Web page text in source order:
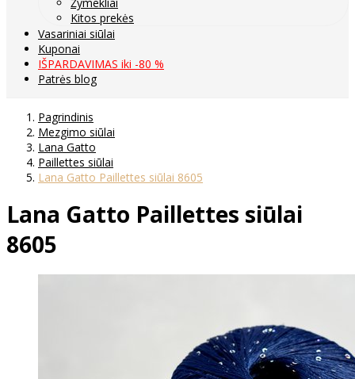
Kitos prekės
Vasariniai siūlai
Kuponai
IŠPARDAVIMAS iki -80 %
Patrės blog
Pagrindinis
Mezgimo siūlai
Lana Gatto
Paillettes siūlai
Lana Gatto Paillettes siūlai 8605
Lana Gatto Paillettes siūlai
8605